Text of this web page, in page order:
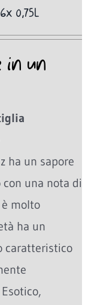
0,75L
in un
ha un sapore
una nota di
è molto
ha un
caratteristico